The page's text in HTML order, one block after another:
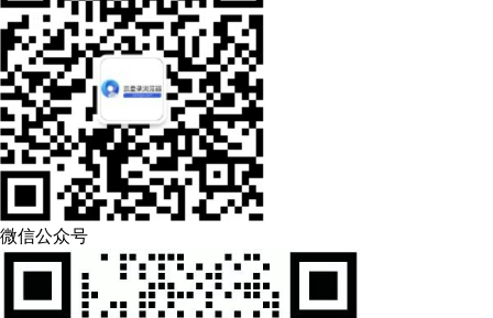
微信公众号